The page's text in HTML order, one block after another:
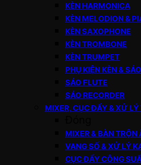
KÈN HARMONICA
KÈN MELODION &
KÈN SAXOPHONE
KÈN TROMBONE
KÈN TRUMPET
PHỤ KIỆN KÈN & SÁO
SÁO FLUTE
SÁO RECORDER
MIXER, CỤC ĐẨY & XỬ LÝ
MIXER & BÀN TRỘN
VANG SỐ & XỬ LÝ
CỤC ĐẨY CÔNG